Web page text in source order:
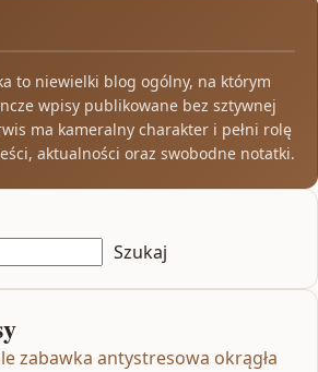
to niewielki blog ogólny, na którym
wpisy publikowane bez sztywnej
ma kameralny charakter i pełni rolę
aktualności oraz swobodne notatki.
Szukaj
zabawka antystresowa okrągła